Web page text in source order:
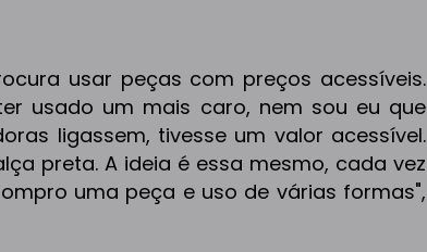
usar peças com preços acessíveis.
usado um mais caro, nem sou eu que
ligassem, tivesse um valor acessível.
preta. A ideia é essa mesmo, cada vez
uma peça e uso de várias formas",